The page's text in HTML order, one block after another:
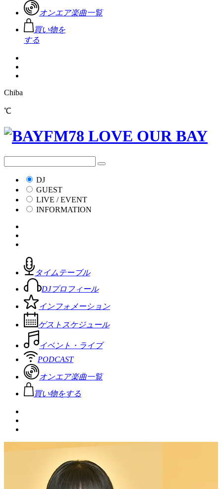
オンエア楽曲一覧
買い物を
する
Chiba
℃
DJ
GUEST
LIVE / EVENT
INFORMATION
タイムテーブル
DJプロフィール
インフォメーション
ゲストスケジュール
イベント・ライブ
PODCAST
オンエア楽曲一覧
買い物をする